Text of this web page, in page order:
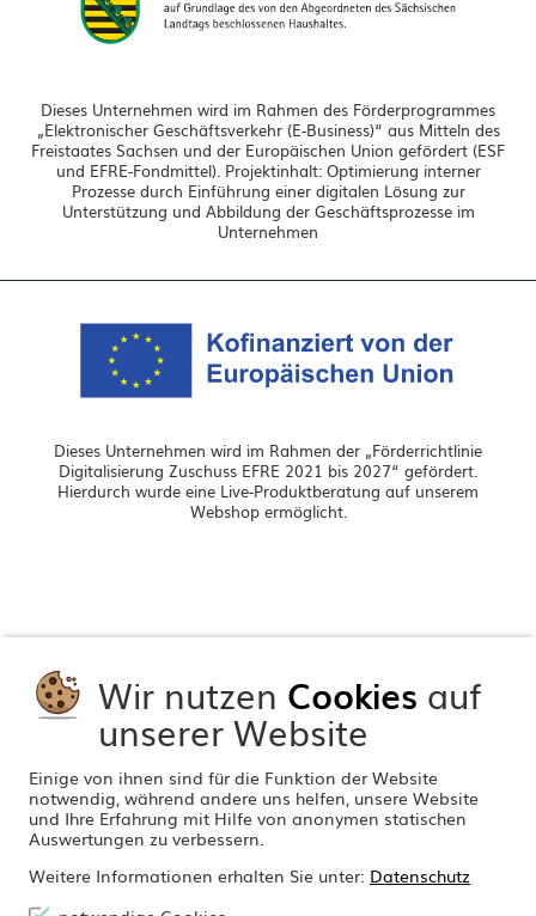
Dieses Unternehmen wird im Rahmen des Förderprogrammes
„Elektronischer Geschäftsverkehr (E-Business)“ aus Mitteln des
Freistaates Sachsen und der Europäischen Union gefördert (ESF
und EFRE-Fondmittel). Projektinhalt: Optimierung interner
Prozesse durch Einführung einer digitalen Lösung zur
Unterstützung und Abbildung der Geschäftsprozesse im
Unternehmen
Dieses Unternehmen wird im Rahmen der „Förderrichtlinie
Digitalisierung Zuschuss EFRE 2021 bis 2027“ gefördert.
Hierdurch wurde eine Live-Produktberatung auf unserem
Webshop ermöglicht.
Wir nutzen Cookies auf
unserer Website
Einige von ihnen sind für die Funktion der Website
notwendig, während andere uns helfen, unsere Website
und Ihre Erfahrung mit Hilfe von anonymen statischen
Auswertungen zu verbessern.
Weitere Informationen erhalten Sie unter: Datenschutz